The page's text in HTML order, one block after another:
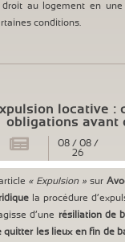
droit au logement en
conditions.
locative :
obligations avant
08/ 08 /
26
« Expulsion » sur
la procédure
d’une résiliation de
quitter les lieux en fin de